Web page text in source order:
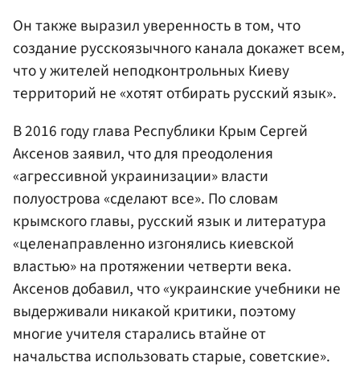
Он также выразил уверенность в том, что
создание русскоязычного канала докажет всем,
что у жителей неподконтрольных Киеву
территорий не «хотят отбирать русский язык».
В 2016 году глава Республики Крым Сергей
Аксенов заявил, что для преодоления
«агрессивной украинизации» власти
полуострова «сделают все». По словам
крымского главы, русский язык и литература
«целенаправленно изгонялись киевской
властью» на протяжении четверти века.
Аксенов добавил, что «украинские учебники не
выдерживали никакой критики, поэтому
многие учителя старались втайне от
начальства использовать старые, советские».